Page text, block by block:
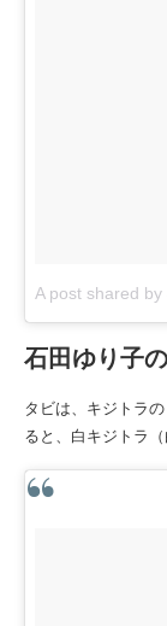
A post shared
石田ゆり子
タビは、キジトラ
ると、白キジトラ（